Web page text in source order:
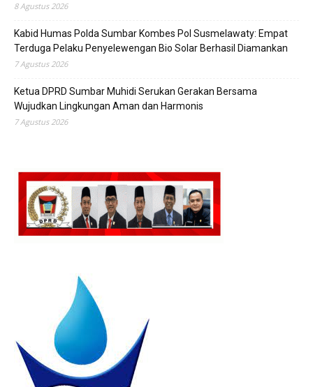
8 Agustus 2026
Kabid Humas Polda Sumbar Kombes Pol Susmelawaty: Empat
Terduga Pelaku Penyelewengan Bio Solar Berhasil Diamankan
7 Agustus 2026
Ketua DPRD Sumbar Muhidi Serukan Gerakan Bersama
Wujudkan Lingkungan Aman dan Harmonis
7 Agustus 2026